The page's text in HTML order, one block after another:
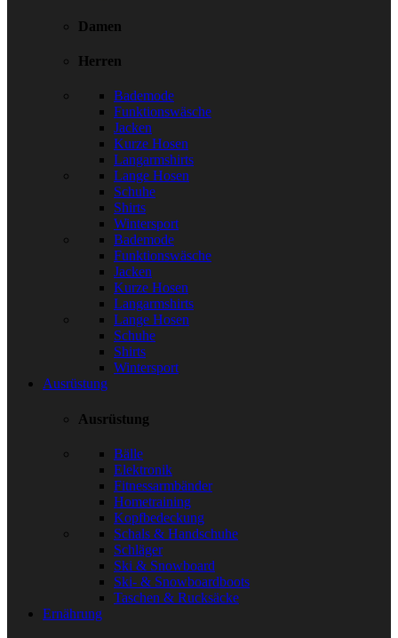
Damen
Herren
Bademode
Funktionswäsche
Jacken
Kurze Hosen
Langarmshirts
Lange Hosen
Schuhe
Shirts
Wintersport
Bademode
Funktionswäsche
Jacken
Kurze Hosen
Langarmshirts
Lange Hosen
Schuhe
Shirts
Wintersport
Ausrüstung
Ausrüstung
Bälle
Elektronik
Fitnessarmbänder
Hometraining
Kopfbedeckung
Schals & Handschuhe
Schläger
Ski & Snowboard
Ski- & Snowboardboots
Taschen & Rucksäcke
Ernährung